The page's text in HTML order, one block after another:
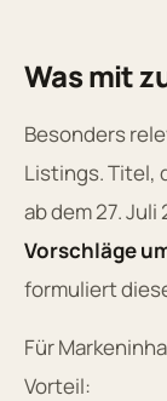
Was mit
Besonders
Listings. Titel,
ab dem 27. Juli
Vorschläge
formuliert
Für
Vorteil: